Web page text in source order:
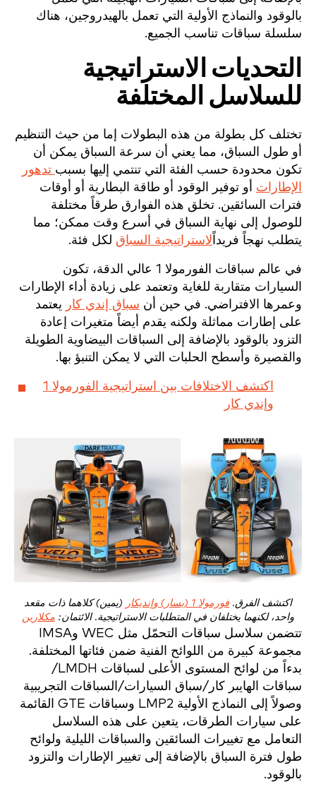
بالوقود والنماذج الأولية التي تعمل بالهيدروجين، هناك
سلسلة سباقات تناسب الجميع.
التحديات الاستراتيجية
للسلاسل المختلفة
تختلف كل بطولة من هذه البطولات إما من حيث التنظيم
أو طول السباق، مما يعني أن سرعة السباق يمكن أن
تكون محدودة حسب الفئة التي تنتمي إليها بسبب تدهور
الإطارات أو توفير الوقود أو طاقة البطارية أو أوقات
فترات السائقين. تخلق هذه الفوارق طرقاً مختلفة
للوصول إلى نهاية السباق في أسرع وقت ممكن؛ مما
يتطلب نهجاً فريداً لاستراتيجية السباق لكل فئة.
في عالم سباقات الفورمولا 1 عالي الدقة، تكون
السيارات متقاربة للغاية وتعتمد على زيادة أداء الإطارات
وعمرها الافتراضي. في حين أن سباق إندي كار يعتمد
على إطارات مماثلة ولكنه يقدم أيضاً متغيرات إعادة
التزود بالوقود بالإضافة إلى السباقات البيضاوية الطويلة
والقصيرة وأسطح الحلبات التي لا يمكن التنبؤ بها.
اكتشف الاختلافات بين استراتيجية الفورمولا 1
وإندي كار
اكتشف الفرق. فورمولا 1 (يسار) وإنديكار
(يمين) كلاهما ذات مقعد
واحد، لكنهما يختلفان في المتطلبات الاستراتيجية. الائتمان: مكلارين
تتضمن سلاسل سباقات التحمّل مثل WEC وIMSA
مجموعة كبيرة من اللوائح الفنية ضمن فئاتها المختلفة.
بدءاً من لوائح المستوى الأعلى لسباقات LMDH/
سباقات الهايبر كار/سباق السيارات/السباقات التجريبية
وصولاً إلى النماذج الأولية LMP2 وسباقات GTE القائمة
على سيارات الطرقات، يتعين على هذه السلاسل
التعامل مع تغييرات السائقين والسباقات الليلية ولوائح
طول فترة السباق بالإضافة إلى تغيير الإطارات والتزود
بالوقود.